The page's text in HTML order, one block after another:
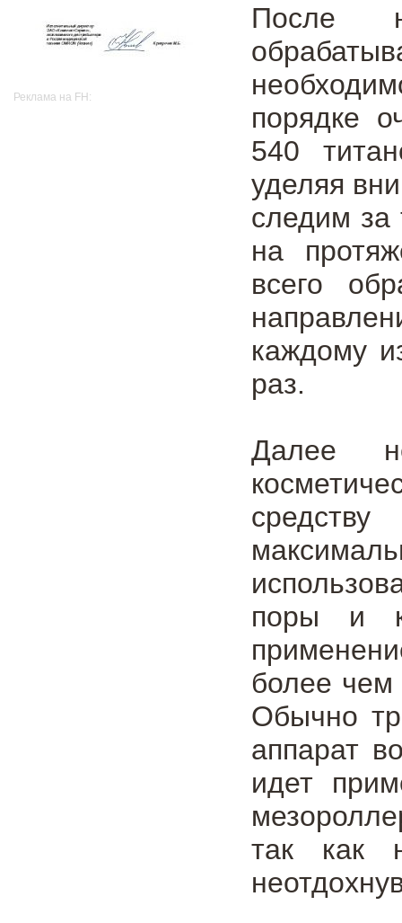
Реклама на FH:
После
порядке
540
уделяя
следим
на
всего
каждому
раз.
Далее
поры и
более чем
Обычно
аппарат
идет
так как